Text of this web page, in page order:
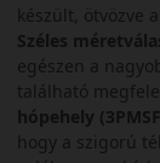
készült, ötvözve
Széles
egészen a
található
hópehely
hogy a szigorú